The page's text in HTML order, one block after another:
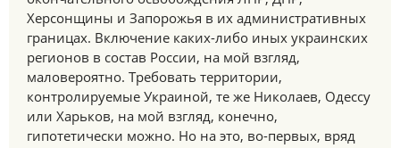
Херсонщины и Запорожья в их административных
границах. Включение каких-либо иных украинских
регионов в состав России, на мой взгляд,
маловероятно. Требовать территории,
контролируемые Украиной, те же Николаев, Одессу
или Харьков, на мой взгляд, конечно,
гипотетически можно. Но на это, во-первых, вряд